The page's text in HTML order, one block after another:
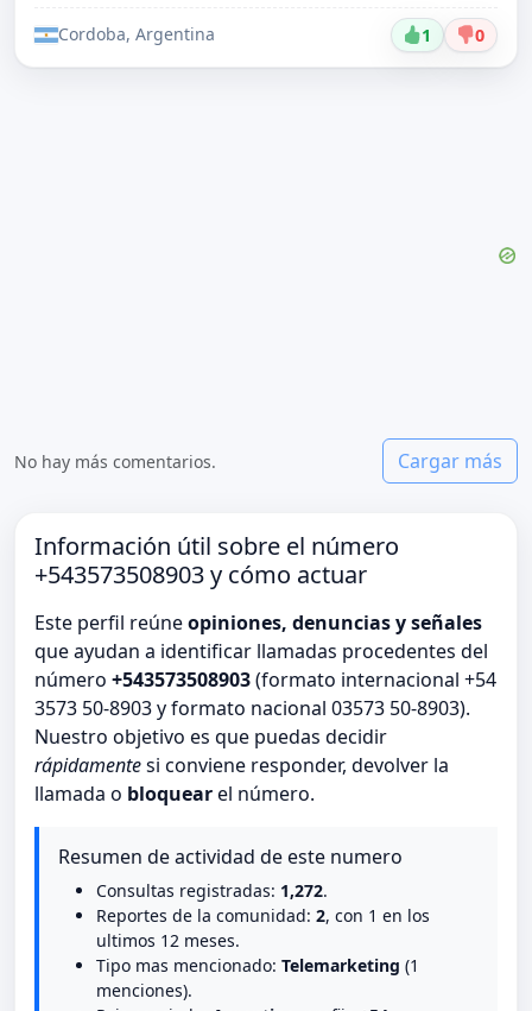
Cordoba, Argentina 1 0
No hay más comentarios. Cargar más
Información útil sobre el número
+543573508903 y cómo actuar
Este perfil reúneopiniones, denuncias y señales
que ayudan a identificar llamadas procedentes del
número +543573508903(formato internacional +54
3573 50-8903 y formato nacional 03573 50-8903).
Nuestro objetivo es que puedas decidir
rápidamentesi conviene responder, devolver la
llamada o bloquearel número.
Resumen de actividad de este numero
Consultas registradas: 1,272.
Reportes de la comunidad: 2, con 1 en los
ultimos 12 meses.
Tipo mas mencionado: Telemarketing (1
menciones).